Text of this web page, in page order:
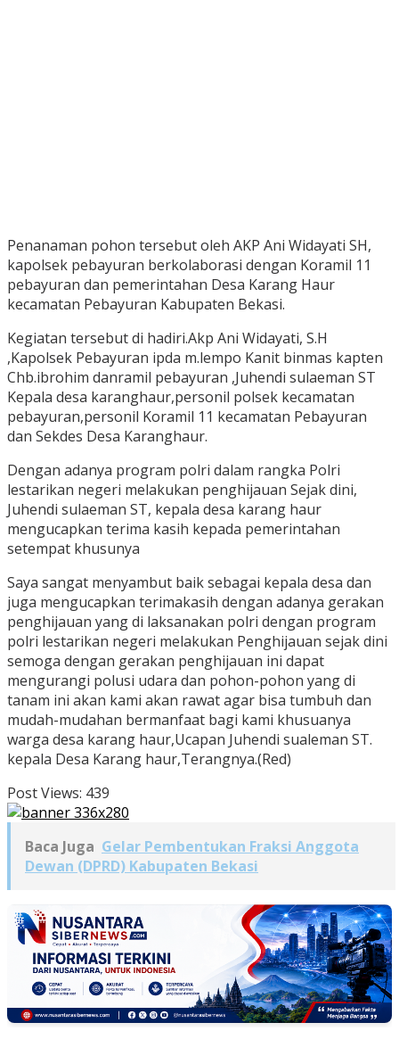
Penanaman pohon tersebut oleh AKP Ani Widayati SH,
kapolsek pebayuran berkolaborasi dengan Koramil 11
pebayuran dan pemerintahan Desa Karang Haur
kecamatan Pebayuran Kabupaten Bekasi.
Kegiatan tersebut di hadiri.Akp Ani Widayati, S.H
,Kapolsek Pebayuran ipda m.lempo Kanit binmas kapten
Chb.ibrohim danramil pebayuran ,Juhendi sulaeman ST
Kepala desa karanghaur,personil polsek kecamatan
pebayuran,personil Koramil 11 kecamatan Pebayuran
dan Sekdes Desa Karanghaur.
Dengan adanya program polri dalam rangka Polri
lestarikan negeri melakukan penghijauan Sejak dini,
Juhendi sulaeman ST, kepala desa karang haur
mengucapkan terima kasih kepada pemerintahan
setempat khusunya
Saya sangat menyambut baik sebagai kepala desa dan
juga mengucapkan terimakasih dengan adanya gerakan
penghijauan yang di laksanakan polri dengan program
polri lestarikan negeri melakukan Penghijauan sejak dini
semoga dengan gerakan penghijauan ini dapat
mengurangi polusi udara dan pohon-pohon yang di
tanam ini akan kami akan rawat agar bisa tumbuh dan
mudah-mudahan bermanfaat bagi kami khusuanya
warga desa karang haur,Ucapan Juhendi sualeman ST.
kepala Desa Karang haur,Terangnya.(Red)
Post Views: 439
Baca Juga Gelar Pembentukan Fraksi Anggota
Dewan (DPRD) Kabupaten Bekasi